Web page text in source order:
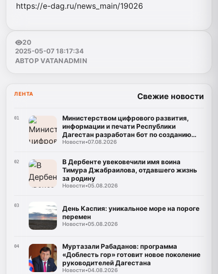
https://e-dag.ru/news_main/19026
20
2025-05-07 18:17:34
АВТОР VATANADMIN
ЛЕНТА Свежие новости
01
Министерством цифрового развития,
информации и печати Республики
Дагестан разработан бот по созданию
корпусов национальных языков народов
Новости•07.08.2026
02
В Дербенте увековечили имя воина
Тимура Джабраилова, отдавшего жизнь
за родину
Новости•05.08.2026
03
День Каспия: уникальное море на пороге
перемен
Новости•05.08.2026
04
Муртазали Рабаданов: программа
«Доблесть гор» готовит новое поколение
руководителей Дагестана
Новости•04.08.2026